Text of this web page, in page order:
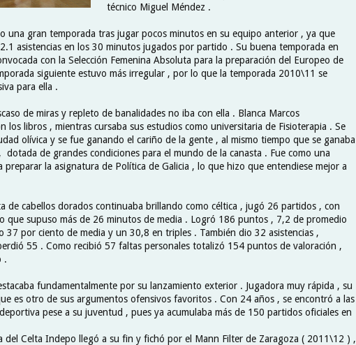
técnico Miguel Méndez .
una gran temporada tras jugar pocos minutos en su equipo anterior , ya que
asistencias en los 30 minutos jugados por partido . Su buena temporada en
con la Selección Femenina Absoluta para la preparación del Europeo de
siguiente estuvo más irregular , por lo que la temporada 2010\11 se
para ella .
de miras y repleto de banalidades no iba con ella . Blanca Marcos
los libros , mientras cursaba sus estudios como universitaria de Fisioterapia . Se
olívica y se fue ganando el cariño de la gente , al mismo tiempo que se ganaba
dotada de grandes condiciones para el mundo de la canasta . Fue como una
preparar la asignatura de Política de Galicia , lo que hizo que entendiese mejor a
de cabellos dorados continuaba brillando como céltica , jugó 26 partidos , con
que supuso más de 26 minutos de media . Logró 186 puntos , 7,2 de promedio
37 por ciento de media y un 30,8 en triples . También dio 32 asistencias ,
55 . Como recibió 57 faltas personales totalizó 154 puntos de valoración ,
.
fundamentalmente por su lanzamiento exterior . Jugadora muy rápida , su
es otro de sus argumentos ofensivos favoritos . Con 24 años , se encontró a las
pese a su juventud , pues ya acumulaba más de 150 partidos oficiales en
del Celta Indepo llegó a su fin y fichó por el Mann Filter de Zaragoza ( 2011\12 ) ,